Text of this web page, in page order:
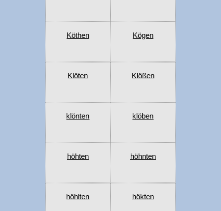
Köthen Kögen
Klöten Klößen
klönten klöben
höhten höhnten
höhlten hökten